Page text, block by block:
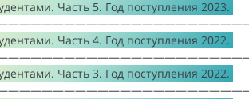
Часть 5. Год поступления 2023.
Часть 4. Год поступления 2022.
Часть 3. Год поступления 2022.